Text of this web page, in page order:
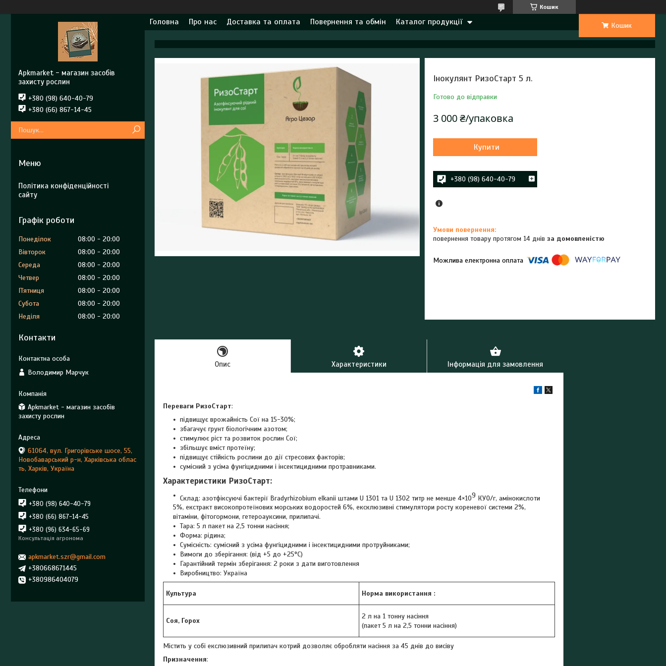
Кошик
Головна Про нас Доставка та оплата Повернення та обмін Каталог продукції Кошик
Інокулянт РизоСтарт 5 л.
Готово до відправки
3 000 ₴/упаковка
Купити
+380 (98) 640-40-79
повернення товару протягом 14 днівза домовленістю
Опис Характеристики Інформація для замовлення
Переваги РизоСтарт:
підвищує врожайність Сої на 15-30%;
збагачує грунт біологічним азотом;
стимулює ріст та розвиток рослин Сої;
збільшує вміст протеїну;
підвищує стійкість рослини до дії стресових факторів;
сумісний з усіма фунгіцидними і інсектицидними протравниками.
Характеристики РизоСтарт:
Склад: азотфіксуючі бактерії Bradyrhizobium elkanii штами U 1301 та U 1302 титр не менше 4×109 КУО/г, амінокислоти
5%, екстракт високопротеїнових морських водоростей 6%, ексклюзивні стимулятори росту кореневої системи 2%,
вітаміни, фітогормони, гетероауксини, прилипачі.
Тара: 5 л пакет на 2,5 тонни насіння;
Форма: рідина;
Сумісність: сумісний з усіма фунгіцидними і інсектицидними протруйниками;
Вимоги до зберігання: (від +5 до +25°С)
Гарантійний термін зберігання: 2 роки з дати виготовлення
Виробництво: Україна
Культура Норма використання :
Соя, Горох
2 л на 1 тонну насіння
(пакет 5 л на 2,5 тонни насіння)
Містить у собі екслюзивний прилипач котрий дозволяє обробляти насіння за 45 днів до висіву
Призначення:
Apkmarket - магазин засобів
захисту рослин
+380 (98) 640-40-79
+380 (66) 867-14-45
Політика конфіденційності
сайту
Графік роботи
Понеділок 08:00
20:00
Вівторок
08:00
20:00
Середа
08:00
20:00
Четвер
08:00
20:00
Пʼятниця
08:00
20:00
Субота
08:00
20:00
Неділя
08:00 20:00
Контакти
Володимир Марчук
Apkmarket - магазин засобів
захисту рослин
61064, вул. Григорівське шосе, 55,
Новобаварський р-н, Харківська облас
ть, Харків, Україна
+380 (98) 640-40-79
+380 (66) 867-14-45
+380 (96) 634-65-69
Консультація агронома
apkmarket.szr@gmail.com
+380668671445
+380986404079